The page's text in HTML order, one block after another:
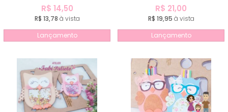
R$ 14,50
R$ 13,78 à vista
Lançamento
R$ 21,00
R$ 19,95 à vista
Lançamento